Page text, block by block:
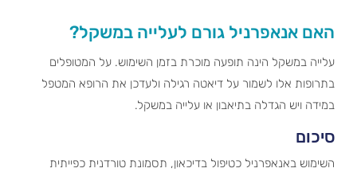
האם אנאפרניל גורם לעלייה במשקל?
עלייה במשקל הינה תופעה מוכרת בזמן השימוש. על המטופלים
בתרופות אלו לשמור על דיאטה רגילה ולעדכן את הרופא המטפל
במידה ויש הגדלה בתיאבון או עלייה במשקל.
סיכום
השימוש באנאפרניל כטיפול בדיכאון, תסמונת טורדנית כפייתית